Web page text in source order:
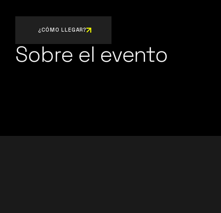
¿CÓMO LLEGAR?
Sobre el evento